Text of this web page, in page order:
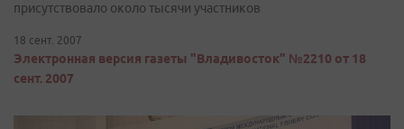
присутствовало около тысячи участников
18 сент. 2007
Электронная версия газеты "Владивосток" №2210 от 18
сент. 2007